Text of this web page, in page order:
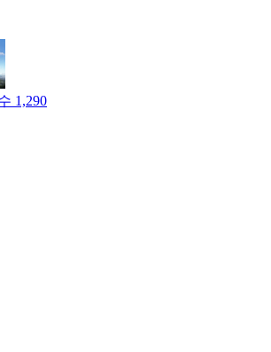
1,290